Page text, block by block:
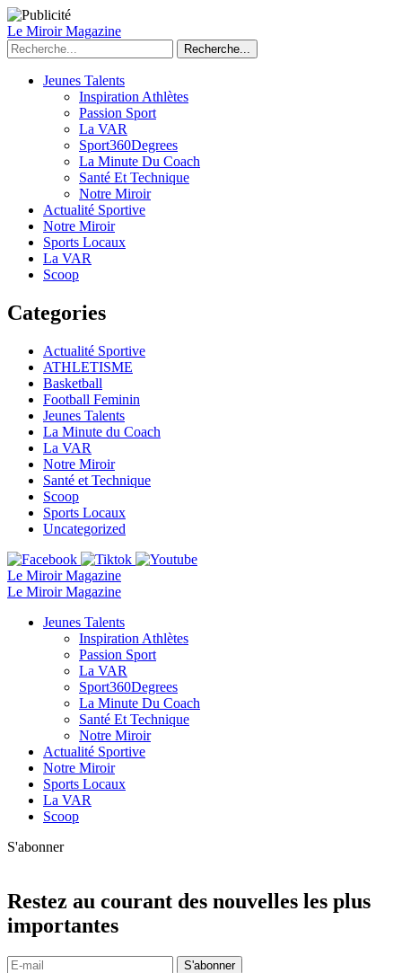
Le Miroir Magazine
Recherche...
Jeunes Talents
Inspiration Athlètes
Passion Sport
La VAR
Sport360Degrees
La Minute Du Coach
Santé Et Technique
Notre Miroir
Actualité Sportive
Notre Miroir
Sports Locaux
La VAR
Scoop
Categories
Actualité Sportive
ATHLETISME
Basketball
Football Feminin
Jeunes Talents
La Minute du Coach
La VAR
Notre Miroir
Santé et Technique
Scoop
Sports Locaux
Uncategorized
Le Miroir Magazine
Le Miroir Magazine
Jeunes Talents
Inspiration Athlètes
Passion Sport
La VAR
Sport360Degrees
La Minute Du Coach
Santé Et Technique
Notre Miroir
Actualité Sportive
Notre Miroir
Sports Locaux
La VAR
Scoop
S'abonner
Restez au courant des nouvelles les plus
importantes
S'abonner